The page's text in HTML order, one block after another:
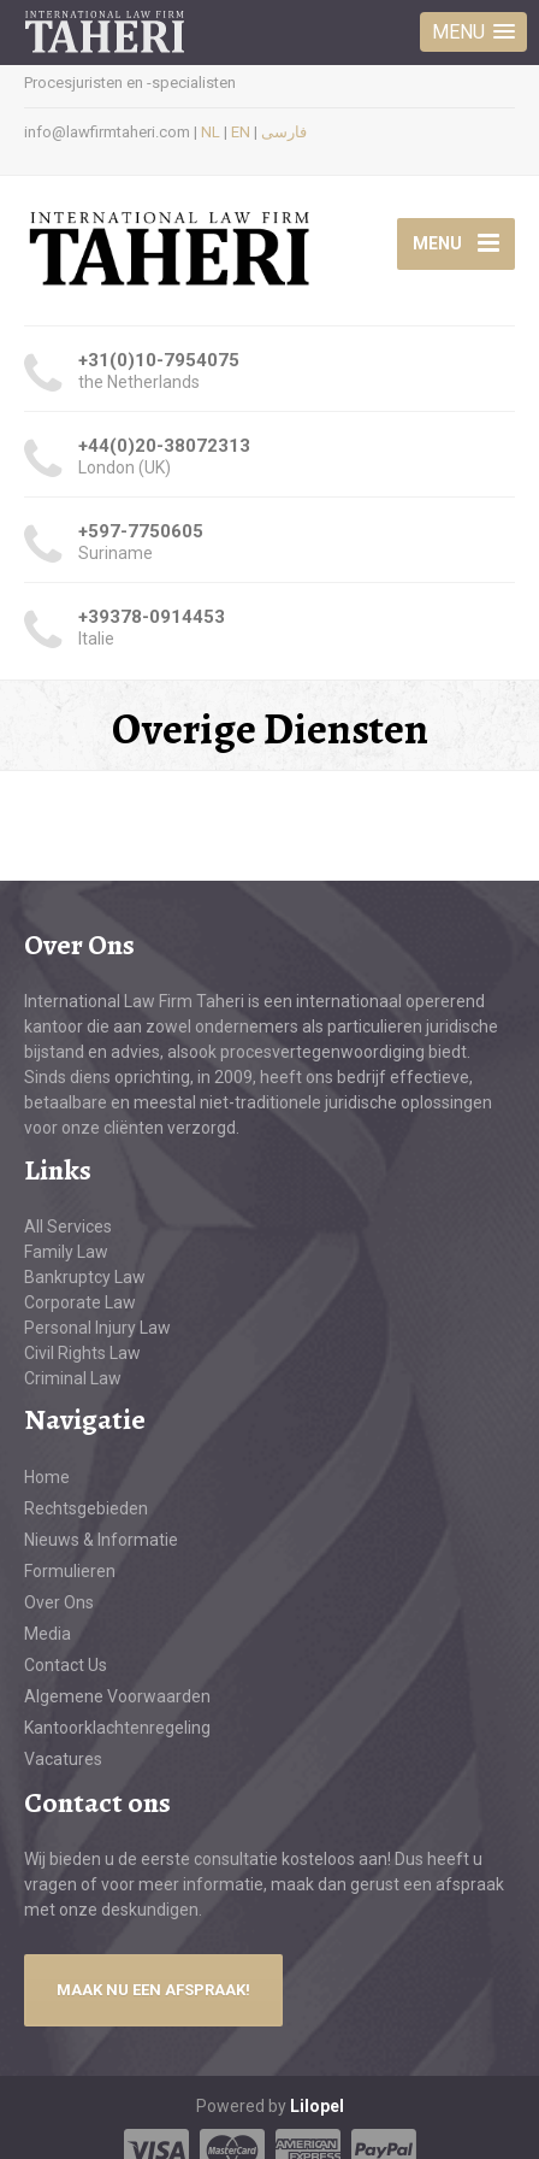
MENU
Procesjuristen en -specialisten
info@lawfirmtaheri.com | NL | EN | فارسی
+31(0)10-7954075
the Netherlands
+44(0)20-38072313
London (UK)
MENU
+597-7750605
Suriname
+39378-0914453
Italie
Overige Diensten
Over Ons
International Law Firm Taheri is een internationaal opererend
kantoor die aan zowel ondernemers als particulieren juridische
bijstand en advies, alsook procesvertegenwoordiging biedt.
Sinds diens oprichting, in 2009, heeft ons bedrijf effectieve,
betaalbare en meestal niet-traditionele juridische oplossingen
voor onze cliënten verzorgd.
Links
All Services
Family Law
Bankruptcy Law
Corporate Law
Personal Injury Law
Civil Rights Law
Criminal Law
Navigatie
Home
Rechtsgebieden
Nieuws & Informatie
Formulieren
Over Ons
Media
Contact Us
Algemene Voorwaarden
Kantoorklachtenregeling
Vacatures
Contact ons
Wij bieden u de eerste consultatie kosteloos aan! Dus heeft u
vragen of voor meer informatie, maak dan gerust een afspraak
met onze deskundigen.
MAAK NU EEN AFSPRAAK!
Powered by Lilopel